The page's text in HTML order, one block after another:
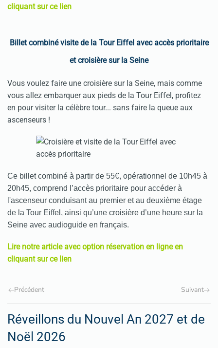
cliquant sur ce lien
Billet combiné visite de la Tour Eiffel avec accès prioritaire
et croisière sur la Seine
Vous voulez faire une croisière sur la Seine, mais comme
vous allez embarquer aux pieds de la Tour Eiffel, profitez
en pour visiter la célèbre tour... sans faire la queue aux
ascenseurs !
Ce billet combiné à partir de 55€, opérationnel de 10h45 à
20h45, comprend l’accès prioritaire pour accéder à
l'ascenseur conduisant au premier et au deuxième étage
de la Tour Eiffel, ainsi qu’une croisière d’une heure sur la
Seine avec audioguide en français.
Lire notre article avec option réservation en ligne en
cliquant sur ce lien
Précédent Suivant
Réveillons du Nouvel An 2027 et de
Noël 2026